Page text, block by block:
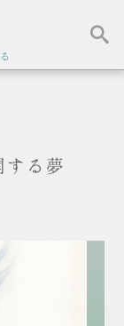
する夢